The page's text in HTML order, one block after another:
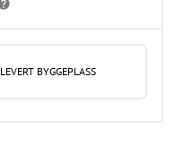
LEVERT BYGGEPLASS